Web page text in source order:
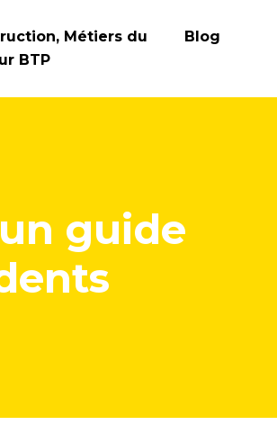
Métiers du
BTP
Blog
guide